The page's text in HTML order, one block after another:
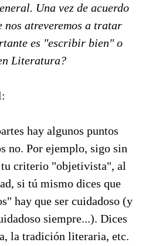
Una vez de acuerdo
nos atreveremos a tratar
es "escribir bien" o
Literatura?
hay algunos puntos
no. Por ejemplo, sigo sin
tu criterio "objetivista", al
si tú mismo dices que
hay que ser cuidadoso (y
siempre...). Dices
la tradición literaria, etc.